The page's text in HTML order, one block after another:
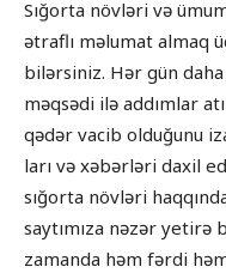
Sığorta növləri və
ətraflı məlumat almaq
bilərsiniz. Hər gün
məqsədi ilə addımlar
qədər vacib olduğunu
ları və xəbərləri daxil
sığorta növləri
saytımıza nəzər yetirə
zamanda həm fərdi